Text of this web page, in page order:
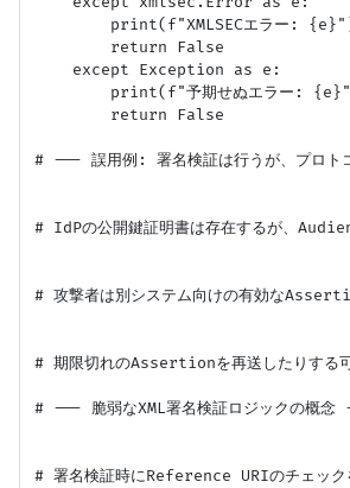
print(f"XMLSECエラー:
        return False
    except Exception as e:
print(f"予期せぬエラー:
        return False
# --- 誤用例: 署名検証は行うが、プロト
# IdPの公開鍵証明書は存在するが、
# 攻撃者は別システム向けの有効な
# 期限切れのAssertionを再送したりする可
# --- 脆弱なXML署名検証ロジックの概
# 署名検証時にReference URIのチェッ